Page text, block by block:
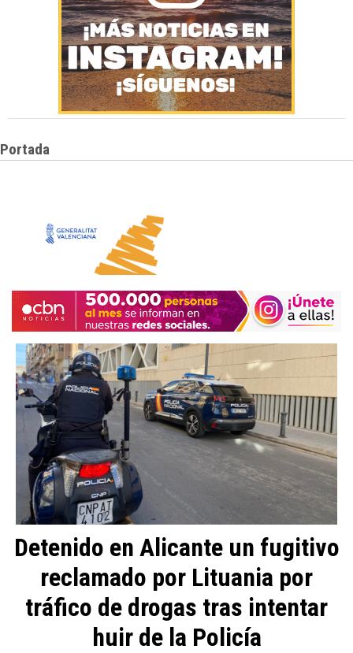
Portada
Detenido en Alicante un fugitivo
reclamado por Lituania por
tráfico de drogas tras intentar
huir de la Policía